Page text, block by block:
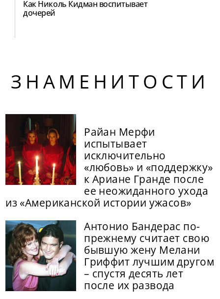
Как Николь Кидман воспитывает
дочерей
ЗНАМЕНИТОСТИ
Райан Мерфи
испытывает
исключительно
«любовь» и «поддержку»
к Ариане Гранде после
ее неожиданного ухода
из «Американской истории ужасов»
Антонио Бандерас по-
прежнему считает свою
бывшую жену Мелани
Гриффит лучшим другом
– спустя десять лет
после их развода